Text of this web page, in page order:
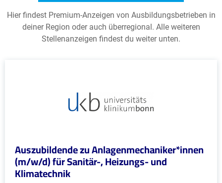
Hier findest Premium-Anzeigen von Ausbildungsbetrieben in
deiner Region oder auch überregional. Alle weiteren
Stellenanzeigen findest du weiter unten.
Auszubildende zu Anlagenmechaniker*innen
(m/w/d) für Sanitär-, Heizungs- und
Klimatechnik